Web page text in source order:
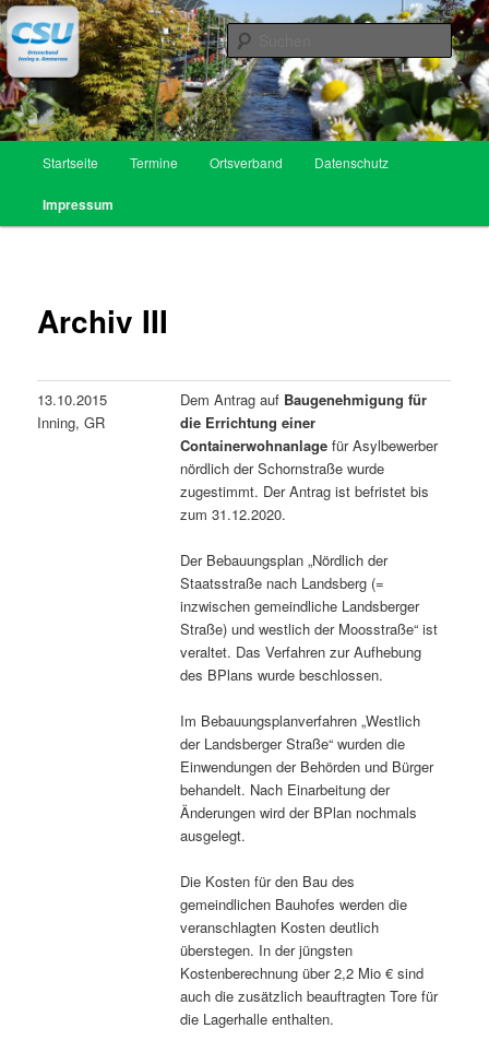
Zum
Inhalt
wechseln
CSU Ortsverband Inning am
Ammersee
Startseite Termine Ortsverband Datenschutz
Impressum
Archiv III
13.10.2015
Inning, GR
Dem Antrag auf Baugenehmigung für
die Errichtung einer
Containerwohnanlage für Asylbewerber
nördlich der Schornstraße wurde
zugestimmt. Der Antrag ist befristet bis
zum 31.12.2020.
Der Bebauungsplan „Nördlich der
Staatsstraße nach Landsberg (=
inzwischen gemeindliche Landsberger
Straße) und westlich der Moosstraße“ ist
veraltet. Das Verfahren zur Aufhebung
des BPlans wurde beschlossen.
Im Bebauungsplanverfahren „Westlich
der Landsberger Straße“ wurden die
Einwendungen der Behörden und Bürger
behandelt. Nach Einarbeitung der
Änderungen wird der BPlan nochmals
ausgelegt.
Die Kosten für den Bau des
gemeindlichen Bauhofes werden die
veranschlagten Kosten deutlich
überstegen. In der jüngsten
Kostenberechnung über 2,2 Mio € sind
auch die zusätzlich beauftragten Tore für
die Lagerhalle enthalten.